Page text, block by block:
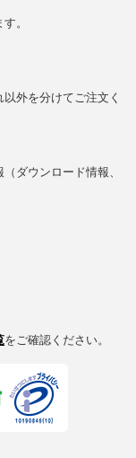
。
外を分けてご注文く
ダウンロード情報、
をご確認ください。